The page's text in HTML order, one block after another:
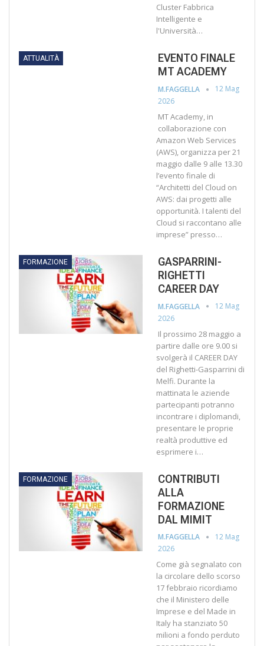
Cluster Fabbrica
Intelligente e
l'Università…
ATTUALITÀ
EVENTO FINALE
MT ACADEMY
M.FAGGELLA
12 Mag
2026
MT Academy, in
collaborazione con
Amazon Web Services
(AWS), organizza per 21
maggio dalle 9 alle 13.30
l’evento finale di
“Architetti del Cloud on
AWS: dai progetti alle
opportunità. I talenti del
Cloud si raccontano alle
imprese” presso…
FORMAZIONE
GASPARRINI-
RIGHETTI
CAREER DAY
M.FAGGELLA
12 Mag
2026
Il prossimo 28 maggio a
partire dalle ore 9.00 si
svolgerà il CAREER DAY
del Righetti-Gasparrini di
Melfi. Durante la
mattinata le aziende
partecipanti potranno
incontrare i diplomandi,
presentare le proprie
realtà produttive ed
esprimere i…
FORMAZIONE
CONTRIBUTI
ALLA
FORMAZIONE
DAL MIMIT
M.FAGGELLA
12 Mag
2026
Come già segnalato con
la circolare dello scorso
17 febbraio ricordiamo
che il Ministero delle
Imprese e del Made in
Italy ha stanziato 50
milioni a fondo perduto